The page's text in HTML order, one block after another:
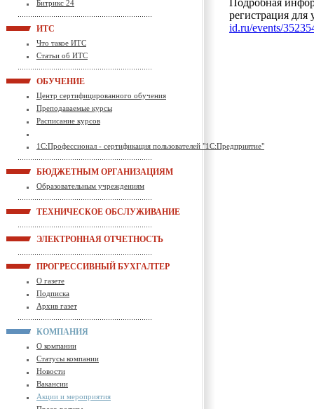
Битрикс 24
ИТС
Что такое ИТС
Статьи об ИТС
ОБУЧЕНИЕ
Центр сертифицированного обучения
Преподаваемые курсы
Расписание курсов
1С:Профессионал - сертификация пользователей "1С:Предприятие"
БЮДЖЕТНЫМ ОРГАНИЗАЦИЯМ
Образовательным учреждениям
ТЕХНИЧЕСКОЕ ОБСЛУЖИВАНИЕ
ЭЛЕКТРОННАЯ ОТЧЕТНОСТЬ
ПРОГРЕССИВНЫЙ БУХГАЛТЕР
О газете
Подписка
Архив газет
КОМПАНИЯ
О компании
Статусы компании
Новости
Вакансии
Акции и мероприятия
Подробная
регистрация для
id.ru/events/